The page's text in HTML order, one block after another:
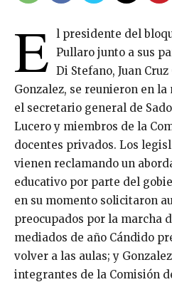
E l presidente del
Pullaro junto a sus
Di Stefano, Juan
Gonzalez, se reunieron en
el secretario general de
Lucero y miembros de la
docentes privados. Los
vienen reclamando un
educativo por parte del
en su momento solicitaron
preocupados por la marcha
mediados de año Cándido
volver a las aulas; y
integrantes de la Comisión